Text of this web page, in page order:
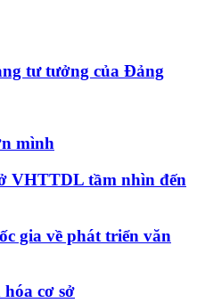
tư tưởng của Đảng
mình
VHTTDL tầm nhìn đến
gia về phát triển văn
cơ sở